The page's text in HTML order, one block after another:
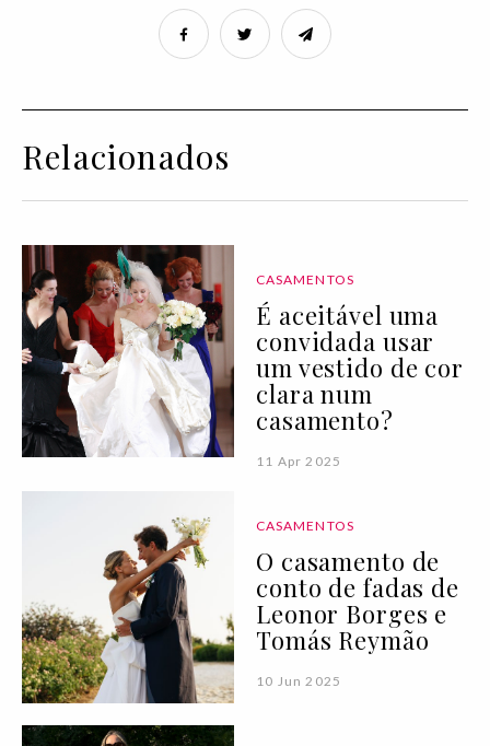
Relacionados
CASAMENTOS
É aceitável uma
convidada usar
um vestido de cor
clara num
casamento?
11 Apr 2025
CASAMENTOS
O casamento de
conto de fadas de
Leonor Borges e
Tomás Reymão
10 Jun 2025